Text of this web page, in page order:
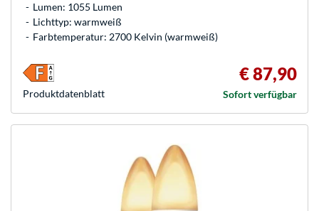
Lumen: 1055 Lumen
Lichttyp: warmweiß
Farbtemperatur: 2700 Kelvin (warmweiß)
€ 87,90
Sofort verfügbar
Produkt­datenblatt